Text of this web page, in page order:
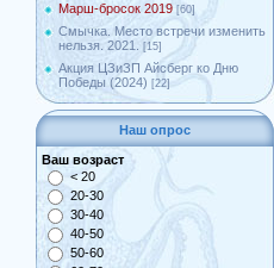
Марш-бросок 2019 [60]
Смычка. Место встречи изменить
нельзя. 2021.
[15]
Акция ЦЗиЗП Айсберг ко Дню
Победы (2024) [22]
Наш опрос
Ваш возраст
< 20
20-30
30-40
40-50
50-60